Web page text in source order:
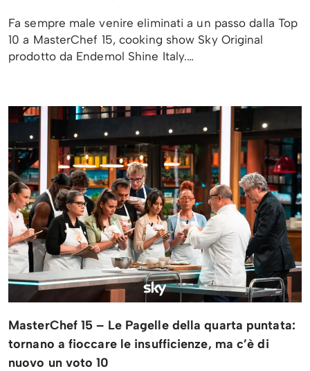
Fa sempre male venire eliminati a un passo dalla Top
10 a MasterChef 15, cooking show Sky Original
prodotto da Endemol Shine Italy.…
MasterChef 15 – Le Pagelle della quarta puntata:
tornano a fioccare le insufficienze, ma c’è di
nuovo un voto 10